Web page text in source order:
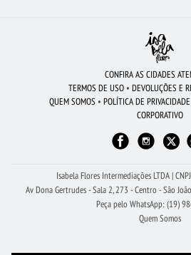
ARRANJO DE FLORES
BUQUÊ DE 20 ROSAS VERMELHAS
FLORICULTURA
FLORICULTURA
ORQUÍDEAS
CONFIRA AS CIDADES
TERMOS DE USO • DEVOLUÇÕES E
QUEM SOMOS • POLÍTICA DE PRIVACIDADE
CORPORATIVO
Isabela Flores Intermediações LTDA |
Av Dona Gertrudes - Sala 2, 273 - Centro - São
Peça pelo WhatsApp: (19)
Quem Somos